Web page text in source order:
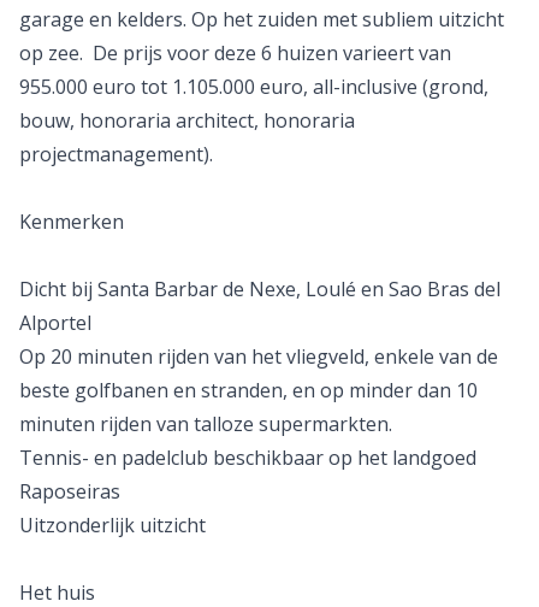
garage en kelders. Op het zuiden met subliem uitzicht
op zee. De prijs voor deze 6 huizen varieert van
955.000 euro tot 1.105.000 euro, all-inclusive (grond,
bouw, honoraria architect, honoraria
projectmanagement).
Kenmerken
Dicht bij Santa Barbar de Nexe, Loulé en Sao Bras del
Alportel
Op 20 minuten rijden van het vliegveld, enkele van de
beste golfbanen en stranden, en op minder dan 10
minuten rijden van talloze supermarkten.
Tennis- en padelclub beschikbaar op het landgoed
Raposeiras
Uitzonderlijk uitzicht
Het huis